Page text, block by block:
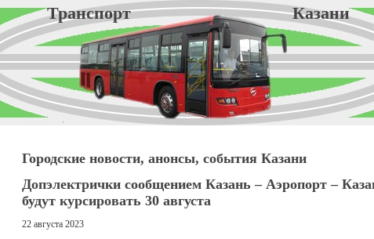
Транспорт Казани
Городские новости, анонсы, события Казани
Допэлектрички сообщением Казань – Аэропорт –
будут курсировать 30 августа
22 августа 2023